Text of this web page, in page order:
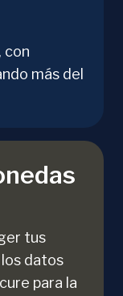
con
más del
tus
los datos
para la